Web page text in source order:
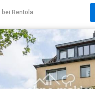
bei Rentola